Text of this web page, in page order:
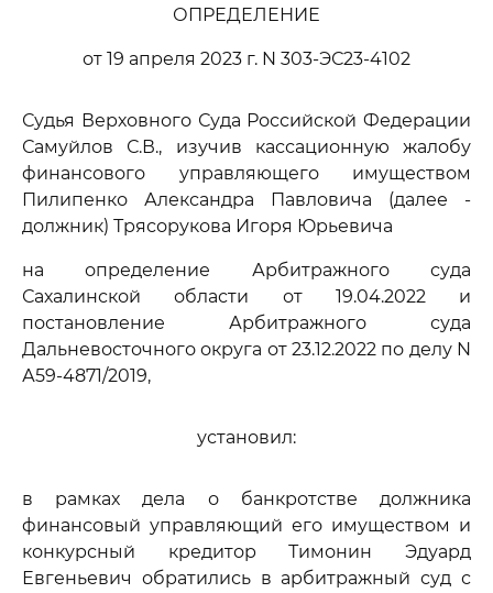
ОПРЕДЕЛЕНИЕ
от 19 апреля 2023 г. N 303-ЭС23-4102
Судья Верховного Суда Российской Федерации
Самуйлов С.В., изучив кассационную жалобу
финансового управляющего имуществом
Пилипенко Александра Павловича (далее -
должник) Трясорукова Игоря Юрьевича
на определение Арбитражного суда
Сахалинской области от 19.04.2022 и
постановление Арбитражного суда
Дальневосточного округа от 23.12.2022 по делу N
А59-4871/2019,
установил:
в рамках дела о банкротстве должника
финансовый управляющий его имуществом и
конкурсный кредитор Тимонин Эдуард
Евгеньевич обратились в арбитражный суд с